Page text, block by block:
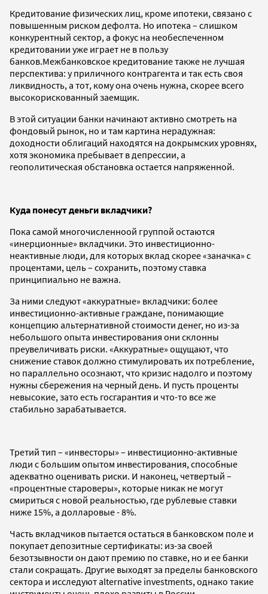
Кредитование физических лиц, кроме ипотеки, связано с
повышенным риском дефолта. Но ипотека – слишком
конкурентный сектор, а фокус на необеспеченном
кредитовании уже играет не в пользу
банков.Межбанковское кредитование также не лучшая
перспектива: у приличного контрагента и так есть своя
ликвидность, а тот, кому она очень нужна, скорее всего
высокорискованный заемщик.
В этой ситуации банки начинают активно смотреть на
фондовый рынок, но и там картина нерадужная:
доходности облигаций находятся на докрымских уровнях,
хотя экономика пребывает в депрессии, а
геополитическая обстановка остается напряженной.
Куда понесут деньги вкладчики?
Пока самой многочисленноой группой остаются
«инерционные» вкладчики. Это инвестиционно-
неактивные люди, для которых вклад скорее «заначка» с
процентами, цель – сохранить, поэтому ставка
принципиально не важна.
За ними следуют «аккуратные» вкладчики: более
инвестиционно-активные граждане, понимающие
концепцию альтернативной стоимости денег, но из-за
небольшого опыта инвестирования они склонны
преувеличивать риски. «Аккуратные» ощущают, что
снижение ставок должно стимулировать их потребление,
но параллельно осознают, что кризис надолго и поэтому
нужны сбережения на черный день. И пусть проценты
невысокие, зато есть госгарантия и что-то все же
стабильно зарабатывается.
Третий тип – «инвесторы» – инвестиционно-активные
люди с большим опытом инвестирования, способные
адекватно оценивать риски. И наконец, четвертый –
«процентные староверы», которые никак не могут
смириться с новой реальностью, где рублевые ставки
ниже 15%, а долларовые - 8%.
Часть вкладчиков пытается остаться в банковском поле и
покупает депозитные сертификаты: из-за своей
безотзывности он дают премию по ставке, но и ее банки
стали сокращать. Другие выходят за пределы банковского
сектора и исследуют alternative investments, однако такие